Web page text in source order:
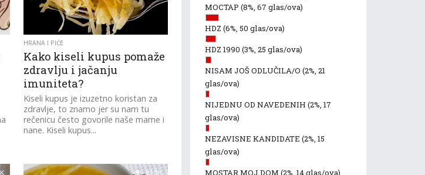
HRANA I PIĆE
Kako kiseli kupus pomaže
zdravlju i jačanju
imuniteta?
Kiseli kupus je izuzetno koristan za
zdravlje, to znamo jer su nam tu
rečenicu često govorile naše mame i
nane. Kiseli kupus...
81.8K
МОСТАР (8%, 67 glas/ova)
HDZ (6%, 50 glas/ova)
HDZ 1990 (3%, 25 glas/ova)
NISAM JOŠ ODLUČILA/O (2%, 21
glas/ova)
NIJEDNU OD NAVEDENIH (2%, 17
glas/ova)
NEZAVISNE KANDIDATE (2%, 15
glas/ova)
MOSTAR MOJ DOM (2%, 14 glas/ova)